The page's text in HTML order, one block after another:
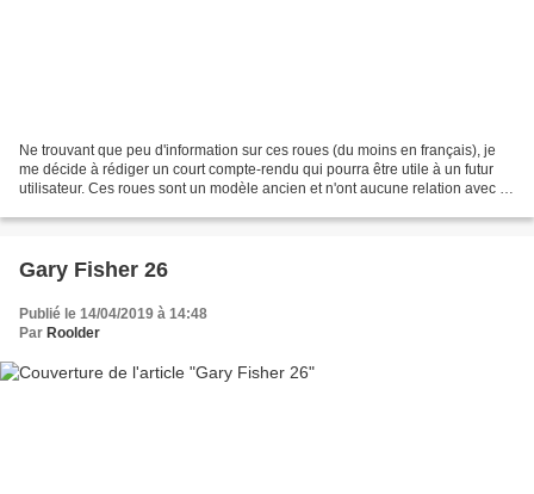
Ne trouvant que peu d'information sur ces roues (du moins en français), je
me décide à rédiger un court compte-rendu qui pourra être utile à un futur
utilisateur. Ces roues sont un modèle ancien et n'ont aucune relation avec la
Gary Fisher 26
Publié le 14/04/2019 à 14:48
Par Roolder